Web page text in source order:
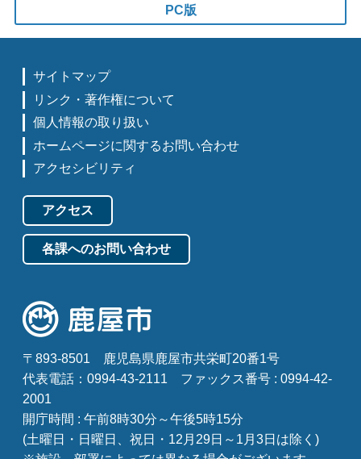
PC版
サイトマップ
リンク・著作権について
個人情報の取り扱い
ホームページに関するお問い合わせ
アクセシビリティ
アクセス
各課へのお問い合わせ
〒893-8501
鹿児島県鹿屋市共栄町20番1号
代表電話：0994-43-2111
ファックス番号 : 0994-42-
2001
開庁時間 : 午前8時30分～午後5時15分
(土曜日・日曜日、祝日・12月29日～1月3日は除く)